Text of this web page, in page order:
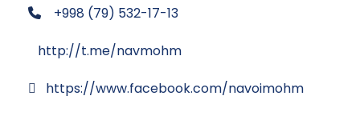
+998 (79) 532-17-13
http://t.me/navmohm
https://www.facebook.com/navoimohm